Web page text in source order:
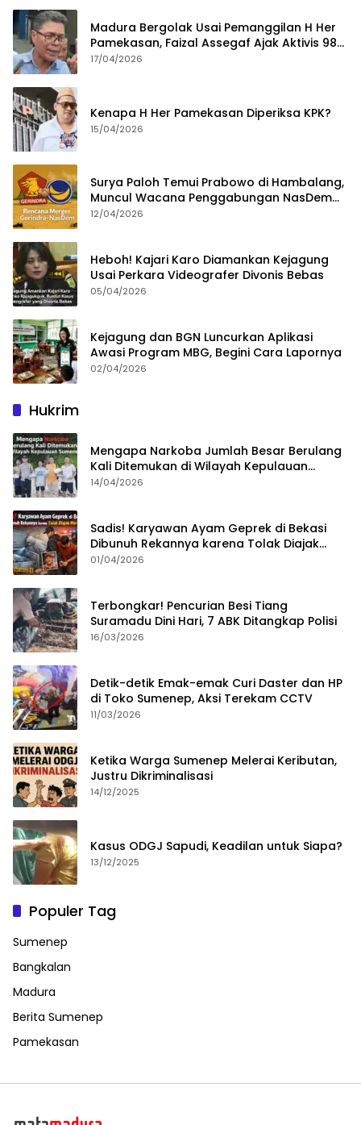
Madura Bergolak Usai Pemanggilan H Her
Pamekasan, Faizal Assegaf Ajak Aktivis 98
Bongkar Permainan KPK
17/04/2026
Kenapa H Her Pamekasan Diperiksa KPK?
15/04/2026
Surya Paloh Temui Prabowo di Hambalang,
Muncul Wacana Penggabungan NasDem
dan Gerindra
12/04/2026
Heboh! Kajari Karo Diamankan Kejagung
Usai Perkara Videografer Divonis Bebas
05/04/2026
Kejagung dan BGN Luncurkan Aplikasi
Awasi Program MBG, Begini Cara Lapornya
02/04/2026
Hukrim
Mengapa Narkoba Jumlah Besar Berulang
Kali Ditemukan di Wilayah Kepulauan
Sumenep?
14/04/2026
Sadis! Karyawan Ayam Geprek di Bekasi
Dibunuh Rekannya karena Tolak Diajak
Merampok Majikan
01/04/2026
Terbongkar! Pencurian Besi Tiang
Suramadu Dini Hari, 7 ABK Ditangkap Polisi
16/03/2026
Detik-detik Emak-emak Curi Daster dan HP
di Toko Sumenep, Aksi Terekam CCTV
11/03/2026
Ketika Warga Sumenep Melerai Keributan,
Justru Dikriminalisasi
14/12/2025
Kasus ODGJ Sapudi, Keadilan untuk Siapa?
13/12/2025
Populer Tag
Sumenep
Bangkalan
Madura
Berita Sumenep
Pamekasan